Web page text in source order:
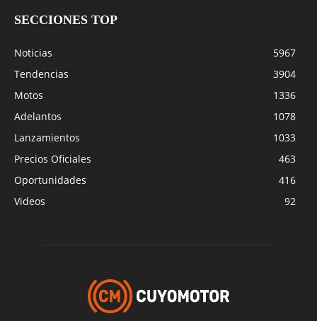
SECCIONES TOP
Noticias
5967
Tendencias
3904
Motos
1336
Adelantos
1078
Lanzamientos
1033
Precios Oficiales
463
Oportunidades
416
Videos
92